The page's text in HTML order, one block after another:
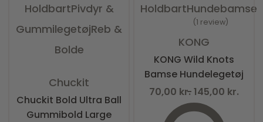
HoldbartPivdyr &
GummilegetøjReb &
Bolde
Chuckit
Chuckit Bold Ultra Ball
Gummibold Large
HoldbartHundebamser
1 review
KONG
KONG Wild Knots
Bamse Hundelegetøj
70,00 kr. 145,00 kr.